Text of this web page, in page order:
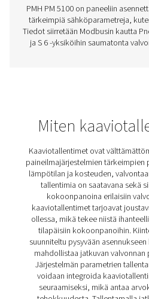
PMH
Siirrettävä PMH PM 600 -
ja varmistaa tarkan
Yhteensopiva Checkbox M
käytön